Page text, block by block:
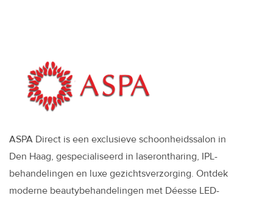
ASPA Direct is een exclusieve schoonheidssalon in
Den Haag, gespecialiseerd in laserontharing, IPL-
behandelingen en luxe gezichtsverzorging. Ontdek
moderne beautybehandelingen met Déesse LED-